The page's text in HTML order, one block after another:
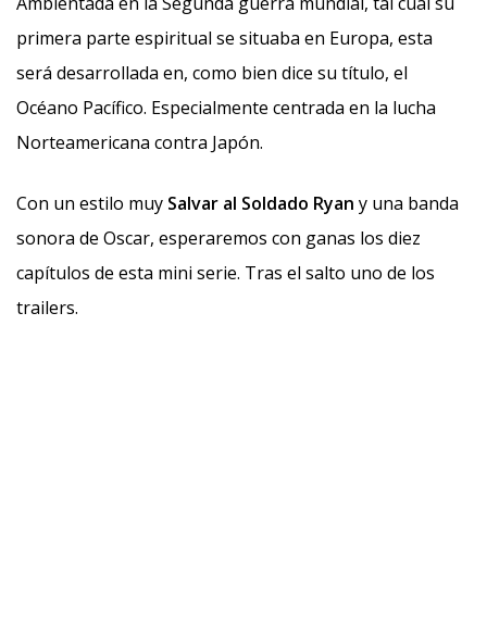
primera parte espiritual se situaba en Europa, esta
será desarrollada en, como bien dice su título, el
Océano Pacífico. Especialmente centrada en la lucha
Norteamericana contra Japón.
Con un estilo muy Salvar al Soldado Ryan y una banda
sonora de Oscar, esperaremos con ganas los diez
capítulos de esta mini serie. Tras el salto uno de los
trailers.